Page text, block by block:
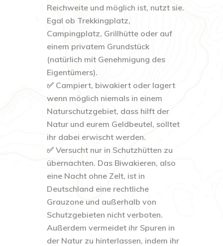
Reichweite und möglich ist, nutzt sie.
Egal ob Trekkingplatz,
Campingplatz, Grillhütte oder auf
einem privatem Grundstück
(natürlich mit Genehmigung des
Eigentümers).
✅ Campiert, biwakiert oder lagert
wenn möglich niemals in einem
Naturschutzgebiet, dass hilft der
Natur und eurem Geldbeutel, solltet
ihr dabei erwischt werden.
✅ Versucht nur in Schutzhütten zu
übernachten. Das Biwakieren, also
eine Nacht ohne Zelt, ist in
Deutschland eine rechtliche
Grauzone und außerhalb von
Schutzgebieten nicht verboten.
Außerdem vermeidet ihr Spuren in
der Natur zu hinterlassen, indem ihr